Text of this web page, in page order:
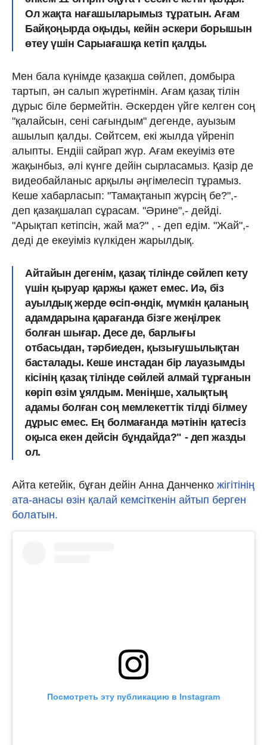
Ол жақта нағашыларымыз тұратын. Ағам
Байқоңырда оқыды, кейін әскери борышын
өтеу үшін Сарыағашқа кетіп қалды.
Мен бала күнімде қазақша сөйлеп, домбыра
тартып, ән салып жүретінмін. Ағам қазақ тілін
дұрыс біле бермейтін. Әскерден үйге келген соң
"қалайсын, сені сағындым" дегенде, ауызым
ашылып қалды. Сөйтсем, екі жылда үйреніп
алыпты. Ендііі сайрап жүр. Ағам екеуіміз өте
жақынбыз, әлі күнге дейін сырласамыз. Қазір де
видеобайланыс арқылы әңгімелесіп тұрамыз.
Кеше хабарласып: "Тамақтанып жүрсің бе?",-
деп қазақшалап сұрасам. "Әрине",- дейді.
"Арықтап кетіпсін, жай ма?" , - деп едім. "Жай",-
деді де екеуіміз күлкіден жарылдық.
Айтайын дегенім, қазақ тілінде сөйлеп кету
үшін қыруар қаржы қажет емес. Иә, біз
ауылдық жерде өсіп-өндік, мүмкін қаланың
адамдарына қарағанда бізге жеңілрек
болған шығар. Десе де, барлығы
отбасыдан, тәрбиеден, қызығушылықтан
басталады. Кеше инстадан бір лауазымды
кісінің қазақ тілінде сөйлей алмай тұрғанын
көріп өзім ұялдым. Меніңше, халықтың
адамы болған соң мемлекеттік тілді білмеу
дұрыс емес. Ең болмағанда мәтінін қатесіз
оқыса екен дейсін бұндайда?" - деп жазды
ол.
Айта кетейік, бұған дейін Анна Данченко жігітінің
ата-анасы өзін қалай кемсіткенін айтып берген
болатын.
Посмотреть эту публикацию в Instagram